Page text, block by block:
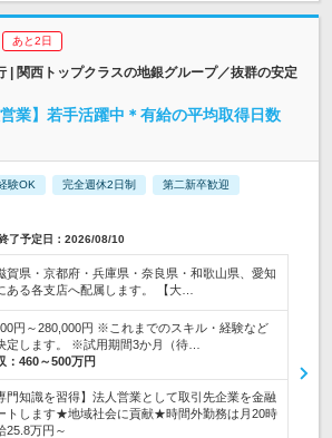
あと2日
| 関西トップクラスの地銀グループ／抜群の安定
業】若手活躍中＊有給の平均取得日数
験OK 完全週休2日制 第二新卒歓迎
了予定日：2026/08/10
県・京都府・兵庫県・奈良県・和歌山県、愛知
ある各支店へ配属します。 【大…
円～280,000円 ※これまでのスキル・経験など
定します。 ※試用期間3か月（待…
： 460～500万円
門知識を習得】法人営業として取引先企業を金融
トします★地域社会に貢献★時間外勤務は月20時
万円～